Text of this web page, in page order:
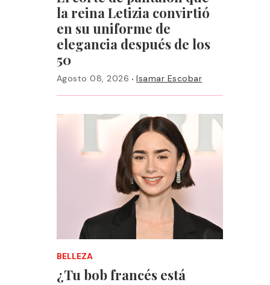
la reina Letizia convirtió
en su uniforme de
elegancia después de los
50
Agosto 08, 2026 ·Isamar Escobar
BELLEZA
¿Tu bob francés está